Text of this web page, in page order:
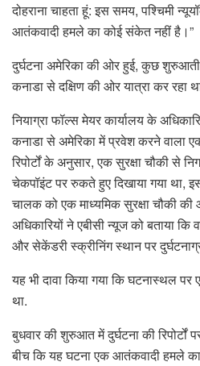
दोहराना चाहता हूं: इस समय, पश्चिमी
आतंकवादी हमले का कोई संकेत नहीं है।”
दुर्घटना अमेरिका की ओर हुई, कुछ शुरुआती
कनाडा से दक्षिण की ओर यात्रा कर रहा
नियाग्रा फॉल्स मेयर कार्यालय के
कनाडा से अमेरिका में प्रवेश करने वाला
रिपोर्टों के अनुसार, एक सुरक्षा चौकी से
चेकपॉइंट पर रुकते हुए दिखाया गया था,
चालक को एक माध्यमिक सुरक्षा चौकी की
अधिकारियों ने एबीसी न्यूज को बताया
और सेकेंडरी स्क्रीनिंग स्थान पर
यह भी दावा किया गया कि घटनास्थल
था.
बुधवार की शुरुआत में दुर्घटना की रिपोर्टों
बीच कि यह घटना एक आतंकवादी हमले